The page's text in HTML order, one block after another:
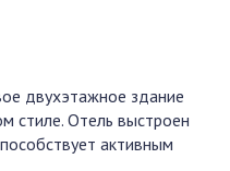
двухэтажное здание
стиле. Отель выстроен
активным